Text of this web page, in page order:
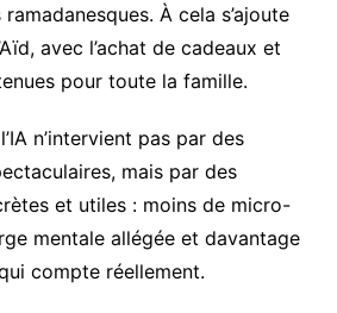
À cela s’ajoute
avec l’achat de cadeaux et
pour toute la famille.
n’intervient pas par des
mais par des
et utiles : moins de micro-
mentale allégée et davantage
compte réellement.